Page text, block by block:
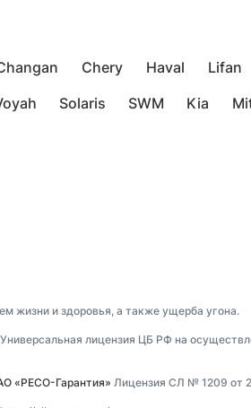
Chery Haval Lifan
Solaris SWM Kia
жизни и здоровья, а также ущерба угона.
, Универсальная лицензия ЦБ РФ на
«РЕСО-Гарантия» Лицензия СЛ № 1209 от